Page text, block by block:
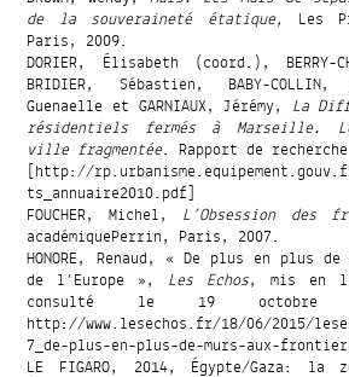
de la souveraineté étatique, Les
Paris, 2009.
DORIER, Élisabeth (coord.), BERRY-
BRIDIER, Sébastien, BABY-
Guenaelle et GARNIAUX, Jérémy, La
résidentiels fermés à Marseille.
ville fragmentée. Rapport de recherche
[http://
ts_annuaire2010.pdf]
FOUCHER, Michel, L’Obsession des
académiquePerrin, Paris, 2007.
HONORE, Renaud, « De plus en plus
de l’Europe », Les Echos, mis en
consulté le 19
http://www.lesechos.fr/18/06/2015/
7_de-plus-en-plus-de-murs-aux-
LE FIGARO, 2014, Égypte/Gaza: la